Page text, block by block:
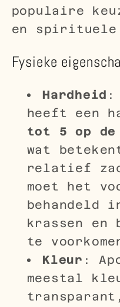
populaire
en
Fysieke
Hardheid :
heeft een
tot 5 op de
wat
relatief
moet het
behandeld
krassen en
te
Kleur :
meestal